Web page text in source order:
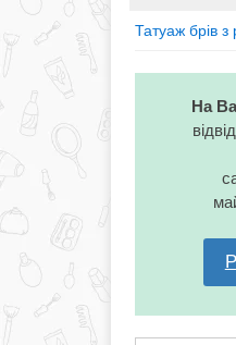
Татуаж брів
На